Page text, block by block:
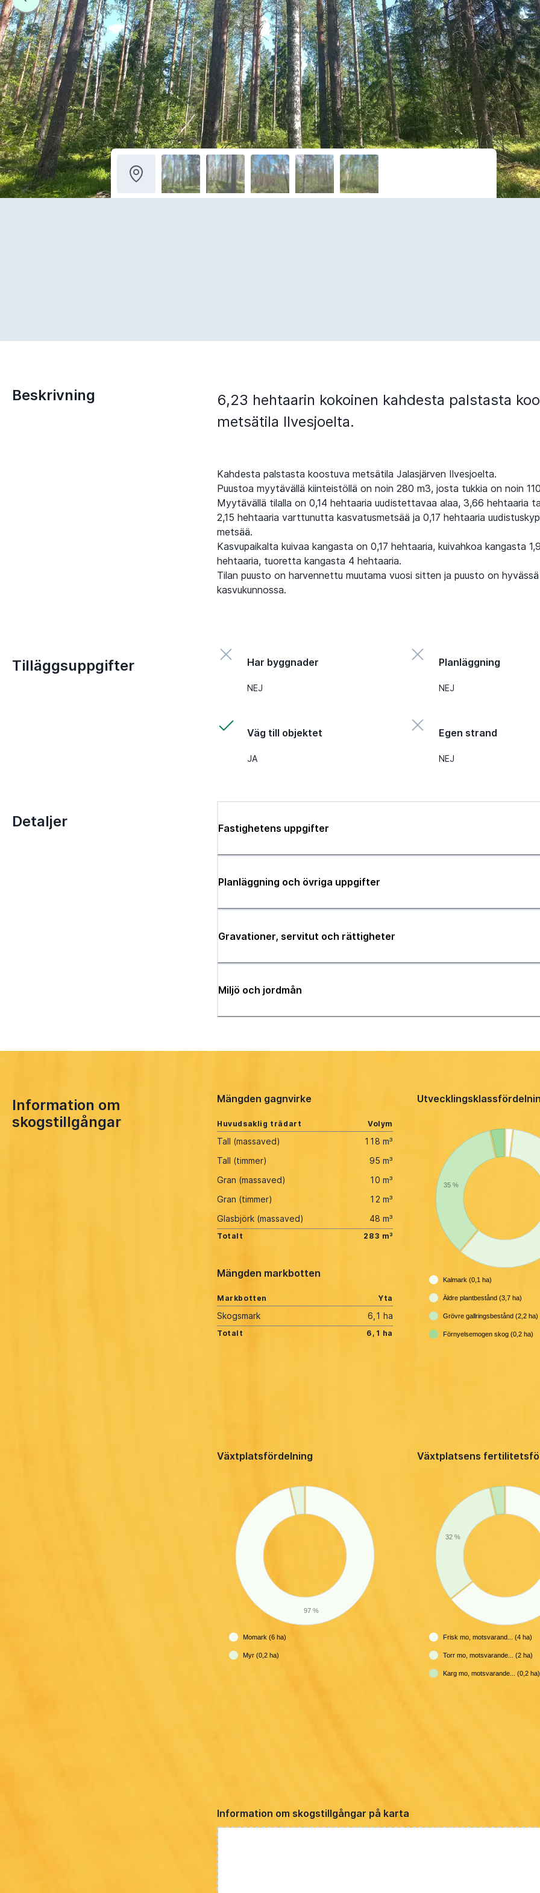
Beskrivning
6,23 hehtaarin kokoinen kahdesta palstasta
metsätila Ilvesjoelta.
Kahdesta palstasta koostuva metsätila Jalasjärven Ilvesjoelta.
Puustoa myytävällä kiinteistöllä on noin 280 m3, josta tukkia on noin
Myytävällä tilalla on 0,14 hehtaaria uudistettavaa alaa, 3,66 hehtaaria
2,15 hehtaaria varttunutta kasvatusmetsää ja 0,17 hehtaaria
metsää.
Kasvupaikalta kuivaa kangasta on 0,17 hehtaaria, kuivahkoa kangasta
hehtaaria, tuoretta kangasta 4 hehtaaria.
Tilan puusto on harvennettu muutama vuosi sitten ja puusto on hyvässä
kasvukunnossa.
Tilläggsuppgifter Har byggnader
NEJ
Planläggning
NEJ
Väg till objektet
JA
Egen strand
NEJ
Detaljer Fastighetens uppgifter
Planläggning och övriga uppgifter
Gravationer, servitut och rättigheter
Miljö och jordmån
Information om
skogstillgångar
Mängden gagnvirke
Huvudsaklig trädart Volym
Tall (massaved)
118 m³
Tall (timmer)
95 m³
Gran (massaved)
10 m³
Gran (timmer)
12 m³
Glasbjörk (massaved)
48 m³
Totalt 283 m³
Mängden markbotten
Markbotten Yta
Skogsmark 6,1 ha
Totalt 6,1 ha
35 %
Kalmark (0,1 ha)
Äldre plantbestånd (3,7 ha)
Grövre gallringsbestånd (2,2 ha)
Förnyelsemogen skog (0,2 ha)
Växtplatsfördelning
97 %
Momark (6 ha)
Myr (0,2 ha)
Växtplatsens
32 %
Frisk mo, motsvarand... (4 ha)
Torr mo, motsvarande... (2 ha)
Karg mo, motsvarande... (0,2 ha)
Information om skogstillgångar på karta